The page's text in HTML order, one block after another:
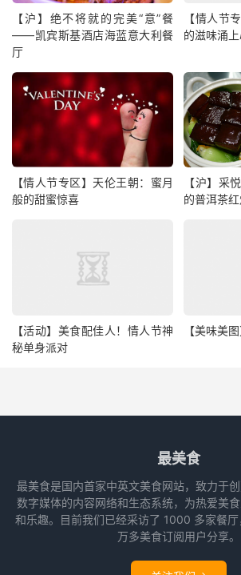
【沪】绝不将就的完美“意”餐
——凯宾斯基酒店海蓝意大利餐
厅
【情人节
的滋味涌
【情人节专区】天伦王朝：蜜月
般的甜蜜惊喜
【沪】采
的普洱茶红
【活动】美食配佳人！情人节神
秘单身派对
【美味美
最美食
最美食是国内首家中英文美食网站，致力于
数字媒体的内容网络和生态系统，为热爱美
和乐趣。目前我们已经采访了 1000 多家餐
万多美食订阅用户分享。